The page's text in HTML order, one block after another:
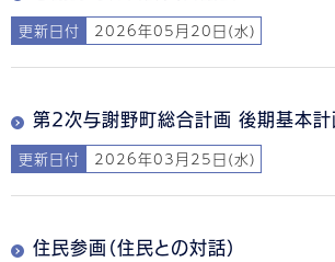
更新日付 2026年05月20日(水)
第2次与謝野町総合計画 後期基本計
更新日付 2026年03月25日(水)
住民参画（住民との対話）